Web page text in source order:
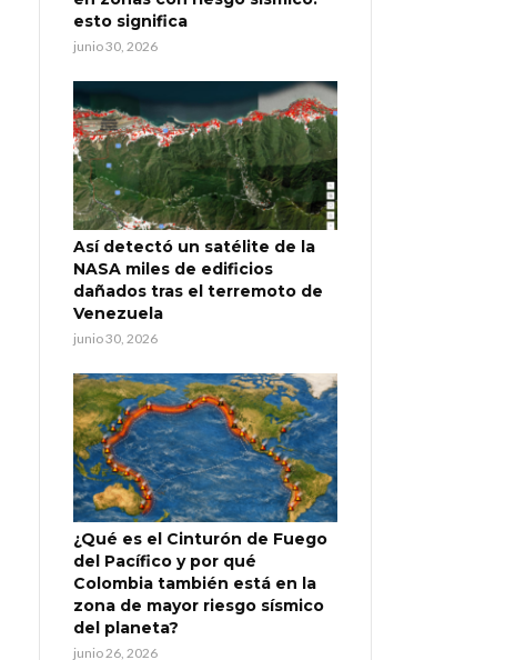
esto significa
junio 30, 2026
Así detectó un satélite de la
NASA miles de edificios
dañados tras el terremoto de
Venezuela
junio 30, 2026
¿Qué es el Cinturón de Fuego
del Pacífico y por qué
Colombia también está en la
zona de mayor riesgo sísmico
del planeta?
junio 26, 2026